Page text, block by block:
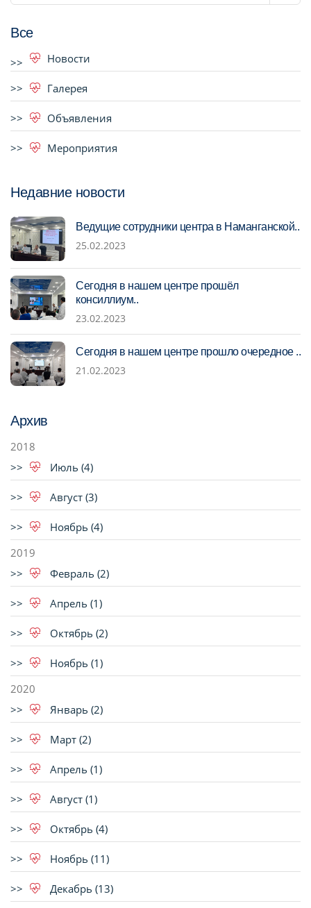
Все
Новости
Галерея
Объявления
Мероприятия
Недавние новости
Ведущие сотрудники центра в Наманганской..
25.02.2023
Сегодня в нашем центре прошёл
консиллиум..
23.02.2023
Сегодня в нашем центре прошло очередное ..
21.02.2023
Архив
2018
Июль (4)
Август (3)
Ноябрь (4)
2019
Февраль (2)
Апрель (1)
Октябрь (2)
Ноябрь (1)
2020
Январь (2)
Март (2)
Апрель (1)
Август (1)
Октябрь (4)
Ноябрь (11)
Декабрь (13)